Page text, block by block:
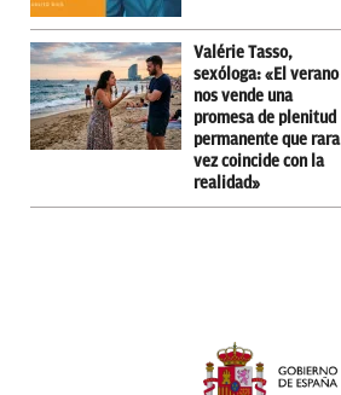
Valérie Tasso,
sexóloga: «El verano
nos vende una
promesa de plenitud
permanente que rara
vez coincide con la
realidad»